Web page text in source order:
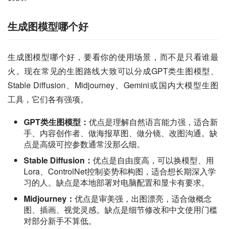
生成图模型哪个好
生成图模型哪个好，要看你的使用场景，而不是只看谁最
火。现在常见的生图路线大致可以分成GPT类生图模型、
Stable Diffusion、Midjourney、Gemini或国内大模型生图
工具，它们各有强项。
GPT类生图模型： 优点是理解自然语言能力强，适合新
手、内容创作者、做海报草图、做分镜、改图沟通。缺
点是高级可控参数通常没那么细。
Stable Diffusion： 优点是自由度高，可以换模型、用
Lora、ControlNet控制姿势和构图，适合想长期深入学
习的人。缺点是本地部署对电脑配置和显卡有要求。
Midjourney： 优点是审美强，出图漂亮，适合做概念
图、插画、视觉灵感。缺点是细节修改和中文使用门槛
对部分新手不算低。